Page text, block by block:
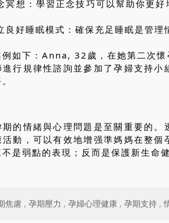
冥想：學習正念技巧可以幫助你更
良好睡眠模式：確保充足睡眠是管理
例如下：Anna, 32歲，在她第二次
進行規律性諮詢並參加了孕婦支持
期的情緒與心理問題是至關重要的
活動，可以有效地增强準媽媽在整
是弱點的表現；反而是保護新生命
焦慮 , 孕期壓力 , 孕婦心理健康 , 孕期支持 ,